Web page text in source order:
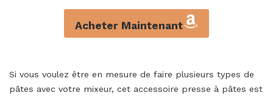
Acheter Maintenant
Si vous voulez être en mesure de faire plusieurs types de
pâtes avec votre mixeur, cet accessoire presse à pâtes est